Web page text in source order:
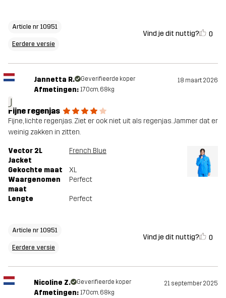
Article nr 10951
Eerdere versie
Vind je dit nuttig? 0
J
Jannetta R. Geverifieerde koper 18 maart 2026
Afmetingen: 170cm, 68kg
Fijne regenjas
Fijne, lichte regenjas. Ziet er ook niet uit als regenjas. Jammer dat er
weinig zakken in zitten.
Vector 2L
Jacket
French Blue
Gekochte maat
XL
Waargenomen
maat
Perfect
Lengte Perfect
Article nr 10951
Eerdere versie
Vind je dit nuttig? 0
Nicoline Z. Geverifieerde koper 21 september 2025
Afmetingen: 170cm, 68kg